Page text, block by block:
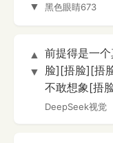
▼
黑色眼睛673
▲
▼
前提得是一
脸][捂脸][捂
不敢想象[捂
DeepSeek视觉